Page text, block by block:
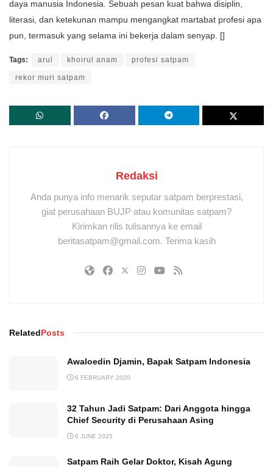
daya manusia Indonesia. Sebuah pesan kuat bahwa disiplin,
literasi, dan ketekunan mampu mengangkat martabat profesi apa
pun, termasuk yang selama ini bekerja dalam senyap. []
Tags: arul khoirul anam profesi satpam
rekor muri satpam
Redaksi
Anda punya info menarik seputar satpam berprestasi,
giat perusahaan BUJP atau komunitas satpam?
Kirimkan rilis tulisannya ke email
beritasatpam@gmail.com. Terima kasih
RelatedPosts
Awaloedin Djamin, Bapak Satpam Indonesia
6 FEBRUARY 2020
32 Tahun Jadi Satpam: Dari Anggota hingga
Chief Security di Perusahaan Asing
6 JUNE 2025
Satpam Raih Gelar Doktor, Kisah Agung